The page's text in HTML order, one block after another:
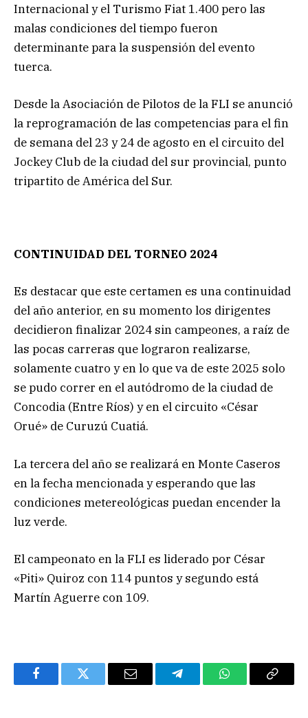
Internacional y el Turismo Fiat 1.400 pero las
malas condiciones del tiempo fueron
determinante para la suspensión del evento
tuerca.
Desde la Asociación de Pilotos de la FLI se anunció
la reprogramación de las competencias para el fin
de semana del 23 y 24 de agosto en el circuito del
Jockey Club de la ciudad del sur provincial, punto
tripartito de América del Sur.
CONTINUIDAD DEL TORNEO 2024
Es destacar que este certamen es una continuidad
del año anterior, en su momento los dirigentes
decidieron finalizar 2024 sin campeones, a raíz de
las pocas carreras que lograron realizarse,
solamente cuatro y en lo que va de este 2025 solo
se pudo correr en el autódromo de la ciudad de
Concodia (Entre Ríos) y en el circuito «César
Orué» de Curuzú Cuatiá.
La tercera del año se realizará en Monte Caseros
en la fecha mencionada y esperando que las
condiciones metereológicas puedan encender la
luz verde.
El campeonato en la FLI es liderado por César
«Piti» Quiroz con 114 puntos y segundo está
Martín Aguerre con 109.
FacebookTwitter Email TelegramWhatsAppCopy